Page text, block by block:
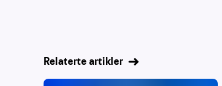
Relaterte artikler